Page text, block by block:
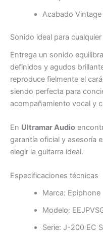
Acabado
Sonido ideal para
Entrega un sonido
definidos y agudos
reproduce fielmente el
siendo perfecta para
acompañamiento vocal y
En Ultramar Audio
garantía oficial y asesoría
elegir la guitarra ideal.
Especificaciones técnicas
Marca: Epiphone
Modelo:
Serie: J-200 EC